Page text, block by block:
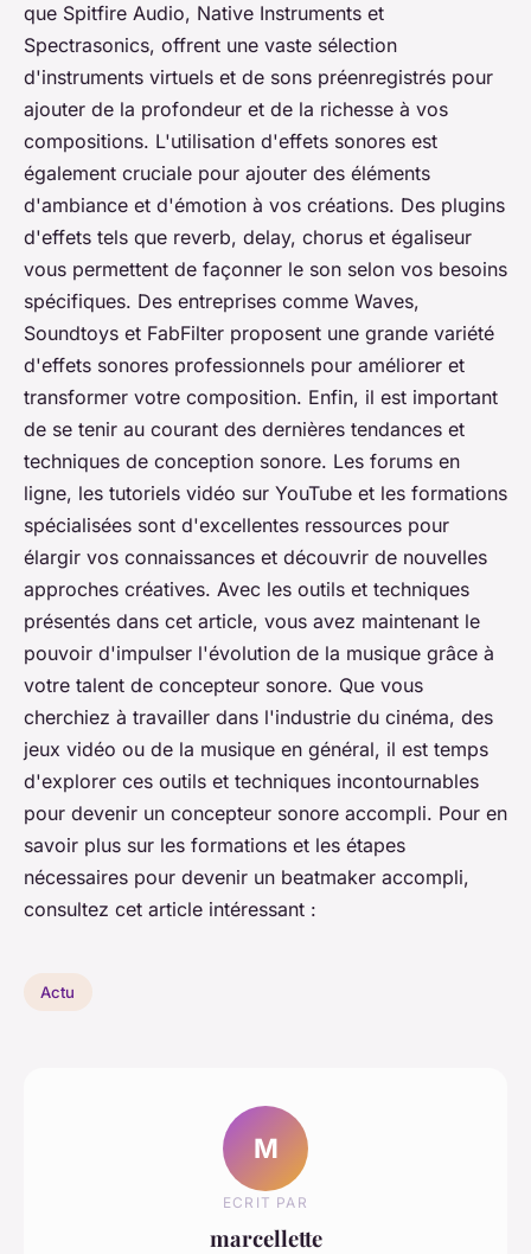
que Spitfire Audio, Native Instruments et
Spectrasonics, offrent une vaste sélection
d'instruments virtuels et de sons préenregistrés pour
ajouter de la profondeur et de la richesse à vos
compositions. L'utilisation d'effets sonores est
également cruciale pour ajouter des éléments
d'ambiance et d'émotion à vos créations. Des plugins
d'effets tels que reverb, delay, chorus et égaliseur
vous permettent de façonner le son selon vos besoins
spécifiques. Des entreprises comme Waves,
Soundtoys et FabFilter proposent une grande variété
d'effets sonores professionnels pour améliorer et
transformer votre composition. Enfin, il est important
de se tenir au courant des dernières tendances et
techniques de conception sonore. Les forums en
ligne, les tutoriels vidéo sur YouTube et les formations
spécialisées sont d'excellentes ressources pour
élargir vos connaissances et découvrir de nouvelles
approches créatives. Avec les outils et techniques
présentés dans cet article, vous avez maintenant le
pouvoir d'impulser l'évolution de la musique grâce à
votre talent de concepteur sonore. Que vous
cherchiez à travailler dans l'industrie du cinéma, des
jeux vidéo ou de la musique en général, il est temps
d'explorer ces outils et techniques incontournables
pour devenir un concepteur sonore accompli. Pour en
savoir plus sur les formations et les étapes
nécessaires pour devenir un beatmaker accompli,
consultez cet article intéressant :
Actu
M
ECRIT PAR
marcellette